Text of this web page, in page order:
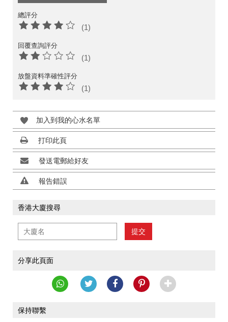
總評分
(1)
回覆查詢評分
(1)
放盤資料準確性評分
(1)
加入到我的心水名單
打印此頁
發送電郵給好友
報告錯誤
香港大廈搜尋
提交
分享此頁面
保持聯繫